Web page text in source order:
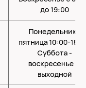
до 19:00
Понедельник -
пятница 10:00-
Суббота -
воскресенье —
выходной